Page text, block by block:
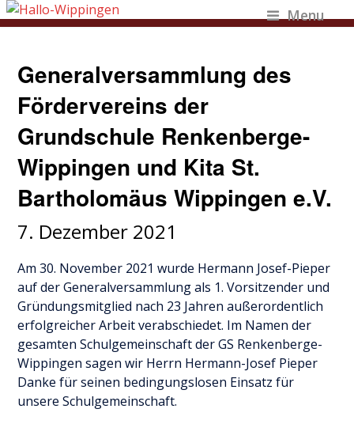
Menu
Generalversammlung des
Fördervereins der
Grundschule Renkenberge-
Wippingen und Kita St.
Bartholomäus Wippingen e.V.
7. Dezember 2021
Am 30. November 2021 wurde Hermann Josef-Pieper
auf der Generalversammlung als 1. Vorsitzender und
Gründungsmitglied nach 23 Jahren außerordentlich
erfolgreicher Arbeit verabschiedet. Im Namen der
gesamten Schulgemeinschaft der GS Renkenberge-
Wippingen sagen wir Herrn Hermann-Josef Pieper
Danke für seinen bedingungslosen Einsatz für
unsere Schulgemeinschaft.